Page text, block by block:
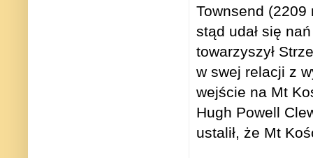
Townsend (2209
stąd udał się
towarzyszył
w swej relacji z
wejście na Mt
Hugh Powell
ustalił, że Mt